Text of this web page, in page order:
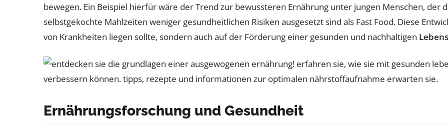
bewegen. Ein Beispiel hierfür wäre der Trend zur bewussteren Ernährung unter jungen Menschen, der
selbstgekochte Mahlzeiten weniger gesundheitlichen Risiken ausgesetzt sind als Fast Food. Diese
von Krankheiten liegen sollte, sondern auch auf der Förderung einer gesunden und nachhaltigen
Ernährungsforschung und Gesundheit